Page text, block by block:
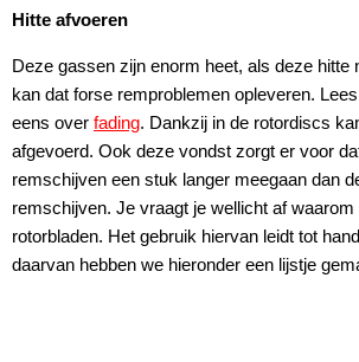
Hitte afvoeren
Deze gassen zijn enorm heet, als deze hitte
kan dat forse remproblemen opleveren.
eens over fading. Dankzij in de rotordiscs
afgevoerd. Ook deze vondst zorgt er voor
remschijven een stuk langer meegaan dan
remschijven. Je vraagt je wellicht af
rotorbladen. Het gebruik hiervan leidt tot
daarvan hebben we hieronder een lijstje